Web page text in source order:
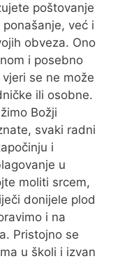
poštovanje
već i
obveza. Ono
i posebno
se ne može
ili osobne.
Božji
svaki radni
i
u
moliti srcem,
donijele plod
i na
Pristojno se
u školi i izvan